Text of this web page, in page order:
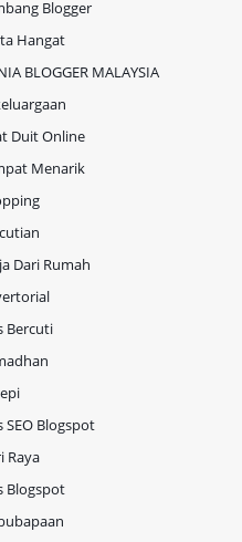
Blogger
Hangat
BLOGGER MALAYSIA
Duit Online
Menarik
Dari Rumah
Bercuti
SEO Blogspot
Raya
Blogspot